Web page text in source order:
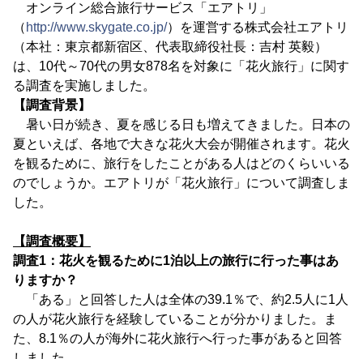
オンライン総合旅行サービス「エアトリ」
（ http://www.skygate.co.jp/）を運営する株式会社エアトリ
（本社：東京都新宿区、代表取締役社長：吉村 英毅）
は、10代～70代の男女878名を対象に「花火旅行」に関す
る調査を実施しました。
【調査背景】
暑い日が続き、夏を感じる日も増えてきました。日本の
夏といえば、各地で大きな花火大会が開催されます。花火
を観るために、旅行をしたことがある人はどのくらいいる
のでしょうか。エアトリが「花火旅行」について調査しま
した。
【調査概要】
調査1：花火を観るために1泊以上の旅行に行った事はあ
りますか？
「ある」と回答した人は全体の39.1％で、約2.5人に1人
の人が花火旅行を経験していることが分かりました。ま
た、8.1％の人が海外に花火旅行へ行った事があると回答